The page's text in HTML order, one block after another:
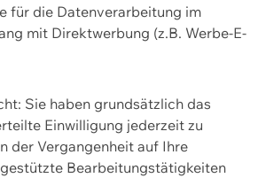
für die Datenverarbeitung im
mit Direktwerbung (z.B. Werbe-E-
Sie haben grundsätzlich das
Einwilligung jederzeit zu
der Vergangenheit auf Ihre
Bearbeitungstätigkeiten